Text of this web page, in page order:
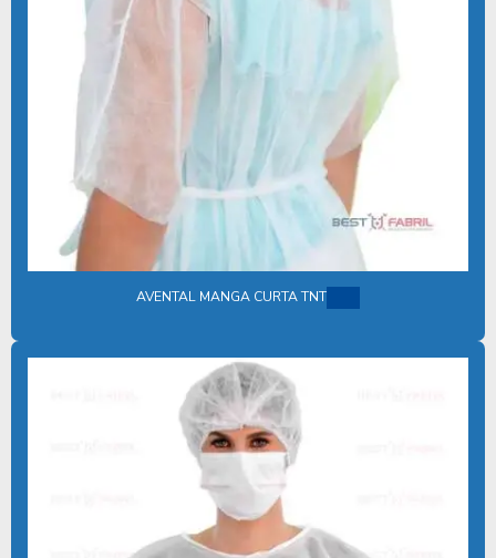
KIT CIRURGICO ESTERIL IMPLANTE
KIT CIRÚRGICO ESTÉRIL PREÇO
KIT CIRÚRGICO GERAL ESTÉRIL
KIT CIRÚRGICO HOSPITALAR DESCARTÁVEL
KIT CIRURGICO ODONTOLOGICO DESCARTAVEL
KIT CIRÚRGICO COM PROPÉ E TOUCA
KIT CIRÚRGICO UNIVERSAL ESTÉRIL
AVENTAL MANGA CURTA TNT